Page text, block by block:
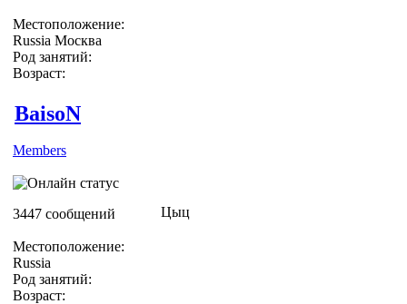
Местоположение:
Russia Москва
Род занятий:
Возраст:
BaisoN
Members
3447 сообщений
Местоположение:
Russia
Род занятий:
Возраст:
Цыц